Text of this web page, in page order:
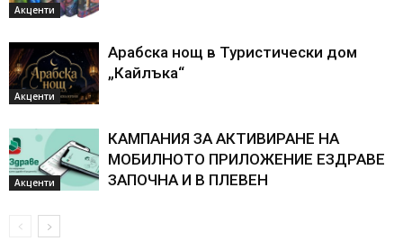
Акценти
Акценти
Арабска нощ в Туристически дом
„Кайлъка“
Акценти
КАМПАНИЯ ЗА АКТИВИРАНЕ НА
МОБИЛНОТО ПРИЛОЖЕНИЕ ЕЗДРАВЕ
ЗАПОЧНА И В ПЛЕВЕН